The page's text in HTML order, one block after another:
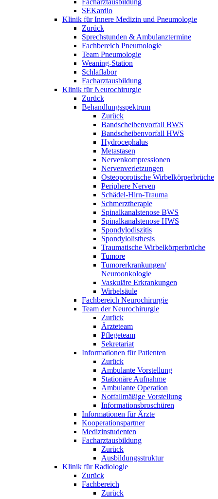
Facharztausbildung
SEKardio
Klinik für Innere Medizin und Pneumologie
Zurück
Sprechstunden & Ambulanztermine
Fachbereich Pneumologie
Team Pneumologie
Weaning-Station
Schlaflabor
Facharztausbildung
Klinik für Neurochirurgie
Zurück
Behandlungsspektrum
Zurück
Bandscheibenvorfall BWS
Bandscheibenvorfall HWS
Hydrocephalus
Metastasen
Nervenkompressionen
Nervenverletzungen
Osteoporotische Wirbelkörperbrüche
Periphere Nerven
Schädel-Hirn-Trauma
Schmerztherapie
Spinalkanalstenose BWS
Spinalkanalstenose HWS
Spondylodiszitis
Spondylolisthesis
Traumatische Wirbelkörperbrüche
Tumore
Tumorerkrankungen/
Neuroonkologie
Vaskuläre Erkrankungen
Wirbelsäule
Fachbereich Neurochirurgie
Team der Neurochirurgie
Zurück
Ärzteteam
Pflegeteam
Sekretariat
Informationen für Patienten
Zurück
Ambulante Vorstellung
Stationäre Aufnahme
Ambulante Operation
Notfallmäßige Vorstellung
Informationsbroschüren
Informationen für Ärzte
Kooperationspartner
Medizinstudenten
Facharztausbildung
Zurück
Ausbildungsstruktur
Klinik für Radiologie
Zurück
Fachbereich
Zurück